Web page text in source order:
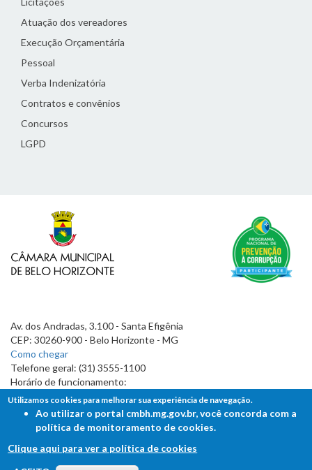
Atuação dos vereadores
Execução Orçamentária
Pessoal
Verba Indenizatória
Contratos e convênios
Concursos
LGPD
Av. dos Andradas, 3.100 - Santa Efigênia
CEP: 30260-900 - Belo Horizonte - MG
Como chegar
Telefone geral: (31) 3555-1100
Horário de funcionamento:
7h às 19h
FALE COM A CÂMARA
Utilizamos cookies para melhorar sua experiência de navegação.
Ao utilizar o portal cmbh.mg.gov.br, você concorda com a
política de monitoramento de cookies.
Clique aqui para ver a política de cookies